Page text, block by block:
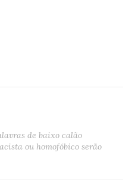
de baixo calão
ou homofóbico serão